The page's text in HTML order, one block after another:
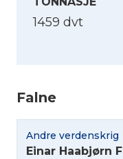
1459 dvt
Falne
Andre verdenskrig
Einar Haabjørn